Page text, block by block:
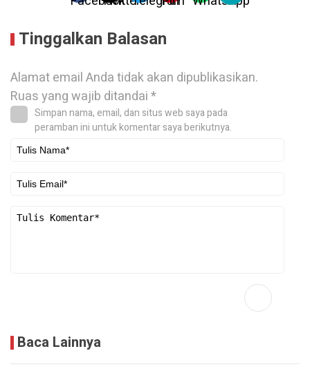
Tinggalkan Balasan
Alamat email Anda tidak akan dipublikasikan.
Ruas yang wajib ditandai*
Simpan nama, email, dan situs web saya pada
peramban ini untuk komentar saya berikutnya.
Baca Lainnya